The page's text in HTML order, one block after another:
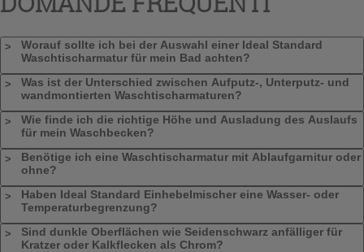
Worauf sollte ich bei der Auswahl einer Ideal Standard
Waschtischarmatur für mein Bad achten?
Was ist der Unterschied zwischen Aufputz-, Unterputz- und
wandmontierten Waschtischarmaturen?
Wie finde ich die richtige Höhe und Ausladung des Auslaufs
für mein Waschbecken?
Benötige ich eine Waschtischarmatur mit Ablaufgarnitur oder
ohne?
Haben Ideal Standard Einhebelmischer eine Wasser- oder
Temperaturbegrenzung?
Sind dunkle Oberflächen wie Seidenschwarz anfälliger für
Kratzer oder Kalkflecken als Chrom?